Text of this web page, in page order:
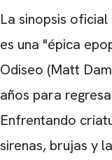
La sinopsis
es una "épica
Odiseo (Matt
años para
Enfrentando
sirenas, brujas y